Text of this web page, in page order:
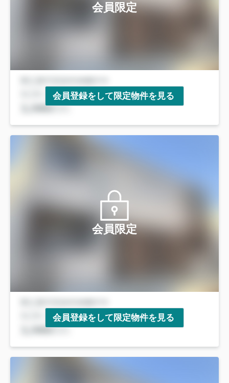
会員限定
会員登録をして限定物件を見る
会員限定
会員登録をして限定物件を見る